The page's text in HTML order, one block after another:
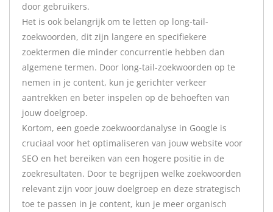
door gebruikers.
Het is ook belangrijk om te letten op long-tail-
zoekwoorden, dit zijn langere en specifiekere
zoektermen die minder concurrentie hebben dan
algemene termen. Door long-tail-zoekwoorden op te
nemen in je content, kun je gerichter verkeer
aantrekken en beter inspelen op de behoeften van
jouw doelgroep.
Kortom, een goede zoekwoordanalyse in Google is
cruciaal voor het optimaliseren van jouw website voor
SEO en het bereiken van een hogere positie in de
zoekresultaten. Door te begrijpen welke zoekwoorden
relevant zijn voor jouw doelgroep en deze strategisch
toe te passen in je content, kun je meer organisch